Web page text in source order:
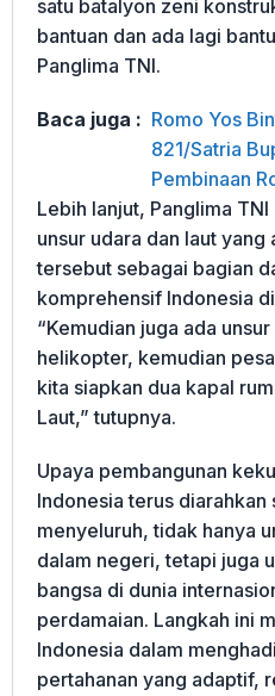
satu batalyon zeni
bantuan dan ada lagi
Panglima TNI.
Baca juga : Romo Yos
821/Satria
Pembinaan
Lebih lanjut, Panglima
unsur udara dan laut
tersebut sebagai bagian
komprehensif Indonesia
“Kemudian juga ada
helikopter, kemudian
kita siapkan dua kapal
Laut,” tutupnya.
Upaya pembangunan
Indonesia terus diarahkan
menyeluruh, tidak hanya
dalam negeri, tetapi juga
bangsa di dunia
perdamaian. Langkah ini
Indonesia dalam
pertahanan yang adaptif,